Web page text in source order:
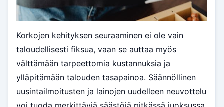
Korkojen kehityksen seuraaminen ei ole vain
taloudellisesti fiksua, vaan se auttaa myös
välttämään tarpeettomia kustannuksia ja
ylläpitämään talouden tasapainoa. Säännöllinen
uusintailmoitusten ja lainojen uudelleen neuvottelu